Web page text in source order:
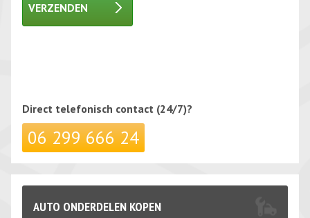
VERZENDEN
Direct telefonisch contact (24/7)?
06 299 666 24
AUTO ONDERDELEN KOPEN